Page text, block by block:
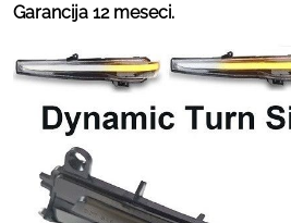
Garancija 12 meseci.